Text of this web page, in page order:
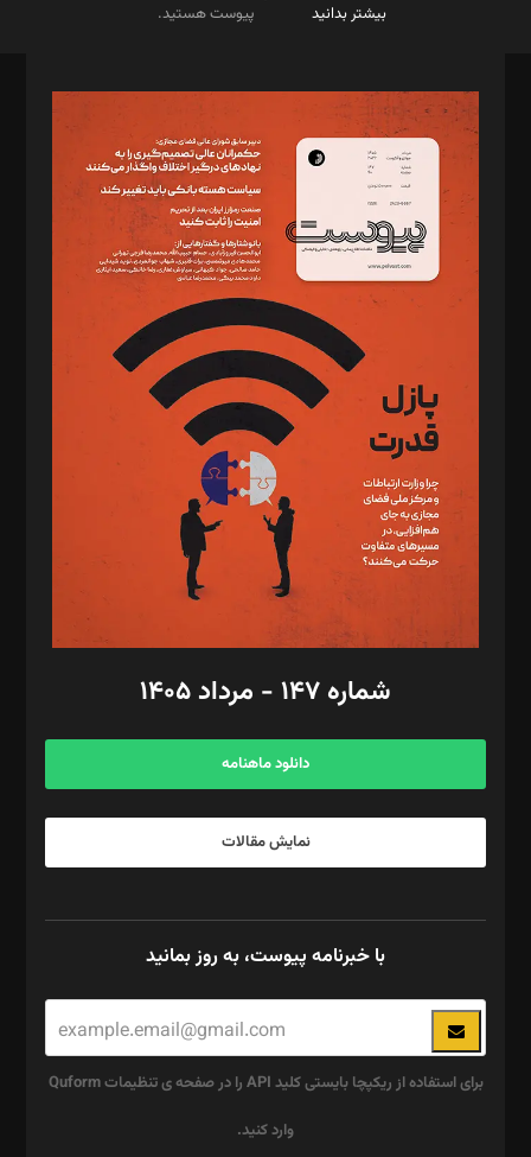
بیشتر بدانید
پیوست هستید.
مدیر مسئول: محمدباقر اثنی‌عشری
سردبیر: مهرک محمودی
دبیر تحریریه: میثم قاسمی
د‌بیر ناداستان: سمانه سمیع
د‌بیر خدمت و تجارت: ابوالفضل رجبی
د‌بیر حقوق فناوری: حسام‌الدین ایپکچی
د‌بیر پیوست جهان: مینا پاکدل
د‌بیر تحریریه آنلاین: بابک نقاش
تحریریه‌: مجتبی محمود‌ی، آرش برهمند، یسنا امان‌پور، سروش کرمیان،
مصطفی مسجدی آرانی، ابوالفضل رجبی، زهرا فکرانه، فائزه فتحی
رستمی،مصطفی باستان
ویرایش: نگار استاد‌‌آقا
طراح یونیفرم: مجید توکلی
فیلمبرداری و عکاسی: امیر شفیعی، مانی لطفی زاده
گرافیک و صفحه‌آرایی: سید‌سبحان‌علی ثابت
مد‌یر توسعه تجاری: کامبیز برید‌
امور مالی: شاپور رهبری، محمد‌ کاظمی‌نیا
آگهی و مشترکین: ۰۹۱۹۹۹۹۰۴۵۴
شماره ۱۴۷ - مرداد ۱۴۰۵
دانلود ماهنامه
نمایش مقالات
با خبرنامه پیوست، به روز بمانید
برای استفاده از ریکپچا بایستی کلید API را در صفحه ی تنظیمات Quform
وارد کنید.